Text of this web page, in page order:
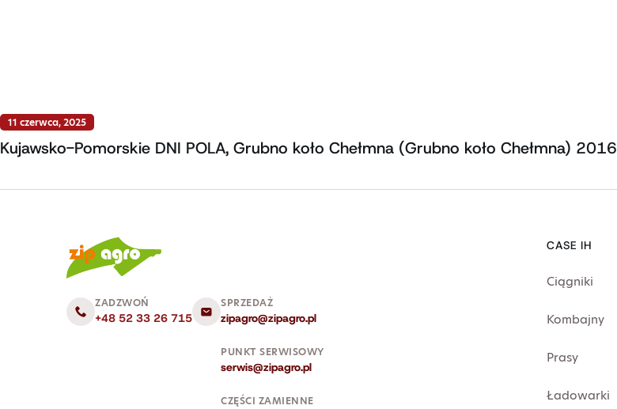
11 czerwca, 2025
Kujawsko-Pomorskie DNI POLA, Grubno koło Chełmna (Grubno koło Chełmna) 2016
ZADZWOŃ
+48 52 33 26 715
SPRZEDAŻ
zipagro@zipagro.pl
PUNKT SERWISOWY
serwis@zipagro.pl
CZĘŚCI ZAMIENNE
CASE IH
Ciągniki
Kombajny
Prasy
Ładowarki